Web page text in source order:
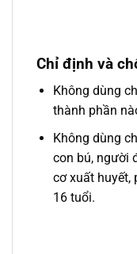
Chỉ định và
Không dùng
thành phần
Không dùng
con bú, người
cơ xuất huyết,
16 tuổi.